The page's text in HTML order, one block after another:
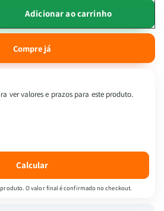
Adicionar ao carrinho
Compre já
ver valores e prazos para este produto.
Calcular
O valor final é confirmado no checkout.